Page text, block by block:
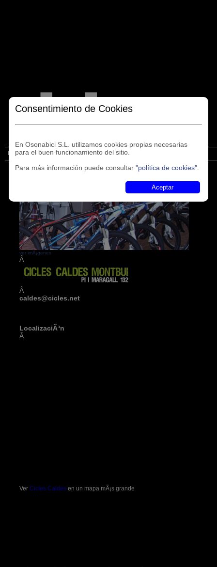
Consentimiento de Cookies
En Osonabici S.L. utilizamos cookies propias necesarias
para el buen funcionamiento del sitio.
Para más información puede consultar"política de cookies"
Aceptar
Inicio Financiación Cicles Caldes Noticias
ver imÃ¡genes
Â
Â
caldes@cicles.net
LocalizaciÃ³n
Â
Ver Cicles Caldes en un mapa mÃ¡s grande